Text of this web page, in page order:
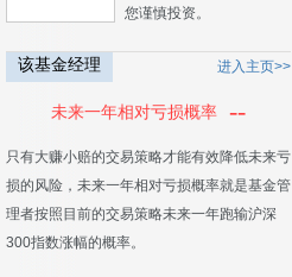
您谨慎投资。
该基金经理 进入主页>>
未来一年相对亏损概率 --
只有大赚小赔的交易策略才能有效降低未来亏
损的风险，未来一年相对亏损概率就是基金管
理者按照目前的交易策略未来一年跑输沪深
300指数涨幅的概率。